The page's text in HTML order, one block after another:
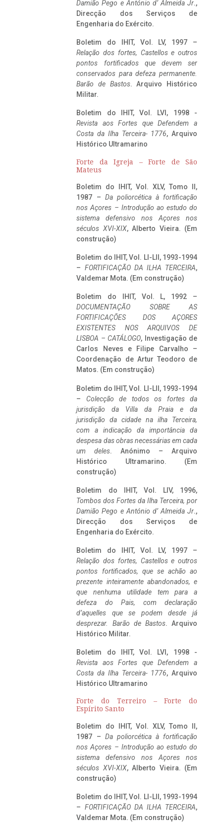
Damião Pego e António d’ Almeida Jr.,
Direcção dos Serviços de
Engenharia do Exército.
Boletim do IHIT, Vol. LV, 1997 –
Relação dos fortes, Castellos e outros
pontos fortificados que devem ser
conservados para defeza permanente.
Barão de Bastos. Arquivo Histórico
Militar.
Boletim do IHIT, Vol. LVI, 1998 -
Revista aos Fortes que Defendem a
Costa da Ilha Terceira- 1776, Arquivo
Histórico Ultramarino
Forte da Igreja – Forte de São
Mateus
Boletim do IHIT, Vol. XLV, Tomo II,
1987 – Da poliorcética à fortificação
nos Açores – Introdução ao estudo do
sistema defensivo nos Açores nos
séculos XVI-XIX, Alberto Vieira. (Em
construção)
Boletim do IHIT, Vol. LI-LII, 1993-1994
– FORTIFICAÇÃO DA ILHA TERCEIRA,
Valdemar Mota. (Em construção)
Boletim do IHIT, Vol. L, 1992 –
DOCUMENTAÇÃO SOBRE AS
FORTIFICAÇÕES DOS AÇORES
EXISTENTES NOS ARQUIVOS DE
LISBOA – CATÁLOGO, Investigação de
Carlos Neves e Filipe Carvalho –
Coordenação de Artur Teodoro de
Matos. (Em construção)
Boletim do IHIT, Vol. LI-LII, 1993-1994
– Colecção de todos os fortes da
jurisdição da Villa da Praia e da
jurisdição da cidade na ilha Terceira,
com a indicação da importância da
despesa das obras necessárias em cada
um deles. Anónimo – Arquivo
Histórico Ultramarino. (Em
construção)
Boletim do IHIT, Vol. LIV, 1996,
Tombos dos Fortes da Ilha Terceira, por
Damião Pego e António d’ Almeida Jr.,
Direcção dos Serviços de
Engenharia do Exército.
Boletim do IHIT, Vol. LV, 1997 –
Relação dos fortes, Castellos e outros
pontos fortificados, que se achão ao
prezente inteiramente abandonados, e
que nenhuma utilidade tem para a
defeza do Pais, com declaração
d’aquelles que se podem desde já
desprezar. Barão de Bastos. Arquivo
Histórico Militar.
Boletim do IHIT, Vol. LVI, 1998 -
Revista aos Fortes que Defendem a
Costa da Ilha Terceira- 1776, Arquivo
Histórico Ultramarino
Forte do Terreiro – Forte do
Espírito Santo
Boletim do IHIT, Vol. XLV, Tomo II,
1987 – Da poliorcética à fortificação
nos Açores – Introdução ao estudo do
sistema defensivo nos Açores nos
séculos XVI-XIX, Alberto Vieira. (Em
construção)
Boletim do IHIT, Vol. LI-LII, 1993-1994
– FORTIFICAÇÃO DA ILHA TERCEIRA,
Valdemar Mota. (Em construção)